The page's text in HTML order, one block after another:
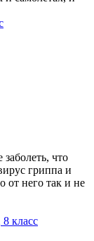
что
гриппа и
от него так и не
8 класс